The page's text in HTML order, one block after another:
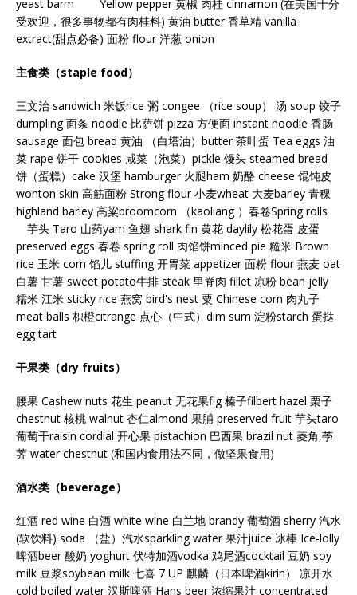
yeast barm Yellow pepper 黄椒 肉桂 cinnamon (在美国十分
受欢迎，很多事物都有肉桂料) 黄油 butter 香草精 vanilla
extract(甜点必备) 面粉 flour 洋葱 onion
主食类（staple food）
三文治 sandwich 米饭rice 粥 congee （rice soup） 汤 soup 饺子
dumpling 面条 noodle 比萨饼 pizza 方便面 instant noodle 香肠
sausage 面包 bread 黄油 （白塔油）butter 茶叶蛋 Tea eggs 油
菜 rape 饼干 cookies 咸菜（泡菜）pickle 馒头 steamed bread
饼（蛋糕）cake 汉堡 hamburger 火腿ham 奶酪 cheese 馄饨皮
wonton skin 高筋面粉 Strong flour 小麦wheat 大麦barley 青稞
highland barley 高粱broomcorn （kaoliang ）春卷Spring rolls
芋头 Taro 山药yam 鱼翅 shark fin 黄花 daylily 松花蛋 皮蛋
preserved eggs 春卷 spring roll 肉馅饼minced pie 糙米 Brown
rice 玉米 corn 馅儿 stuffing 开胃菜 appetizer 面粉 flour 燕麦 oat
白薯 甘薯 sweet potato牛排 steak 里脊肉 fillet 凉粉 bean jelly
糯米 江米 sticky rice 燕窝 bird's nest 粟 Chinese corn 肉丸子
meat balls 枳橙citrange 点心（中式）dim sum 淀粉starch 蛋挞
egg tart
干果类（dry fruits）
腰果 Cashew nuts 花生 peanut 无花果fig 榛子filbert hazel 栗子
chestnut 核桃 walnut 杏仁almond 果脯 preserved fruit 芋头taro
葡萄干raisin cordial 开心果 pistachion 巴西果 brazil nut 菱角,荸
荠 water chestnut (和国内食用法不同，做坚果食用)
酒水类（beverage）
红酒 red wine 白酒 white wine 白兰地 brandy 葡萄酒 sherry 汽水
(软饮料) soda （盐）汽水sparkling water 果汁juice 冰棒 Ice-lolly
啤酒beer 酸奶 yoghurt 伏特加酒vodka 鸡尾酒cocktail 豆奶 soy
milk 豆浆soybean milk 七喜 7 UP 麒麟（日本啤酒kirin） 凉开水
cold boiled water 汉斯啤酒 Hans beer 浓缩果汁 concentrated